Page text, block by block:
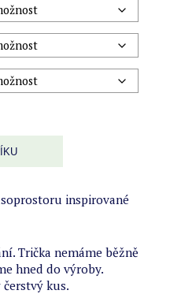
inspirované
Trička nemáme běžně
hned do výroby.
kus.